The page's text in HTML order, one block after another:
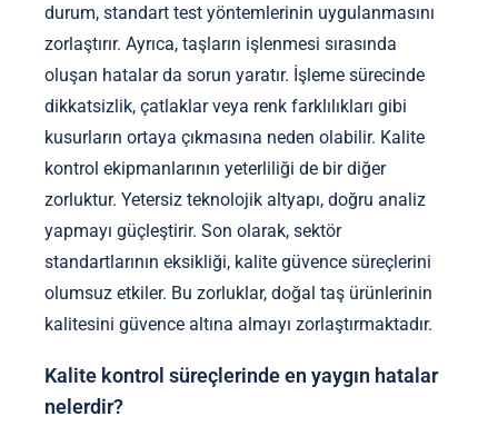
durum, standart test yöntemlerinin uygulanmasını
zorlaştırır. Ayrıca, taşların işlenmesi sırasında
oluşan hatalar da sorun yaratır. İşleme sürecinde
dikkatsizlik, çatlaklar veya renk farklılıkları gibi
kusurların ortaya çıkmasına neden olabilir. Kalite
kontrol ekipmanlarının yeterliliği de bir diğer
zorluktur. Yetersiz teknolojik altyapı, doğru analiz
yapmayı güçleştirir. Son olarak, sektör
standartlarının eksikliği, kalite güvence süreçlerini
olumsuz etkiler. Bu zorluklar, doğal taş ürünlerinin
kalitesini güvence altına almayı zorlaştırmaktadır.
Kalite kontrol süreçlerinde en yaygın hatalar
nelerdir?